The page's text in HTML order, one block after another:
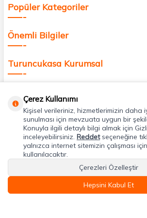
Popüler Kategoriler
Önemli Bilgiler
Turuncukasa Kurumsal
Uygulamalarımız
Adres & İletişim
Çerez Kullanımı
Kişisel verileriniz, hizmetlerimizin daha
sunulması için mevzuata uygun bir
Konuyla ilgili detaylı bilgi almak için
inceleyebilirsiniz. Reddetseçeneğine
yalnızca internet sitemizin çalışması
kullanılacaktır.
Çerezleri Özelleştir
Hepsini Kabul Et